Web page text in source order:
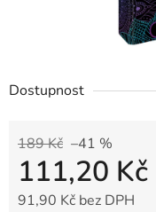
Dostupnost
189 Kč –41 %
111,20 Kč
91,90 Kč bez DPH